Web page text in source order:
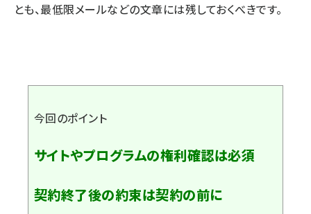
とも、最低限メールなどの文章には残しておくべきです。
今回のポイント
サイトやプログラムの権利確認は必須
契約終了後の約束は契約の前に